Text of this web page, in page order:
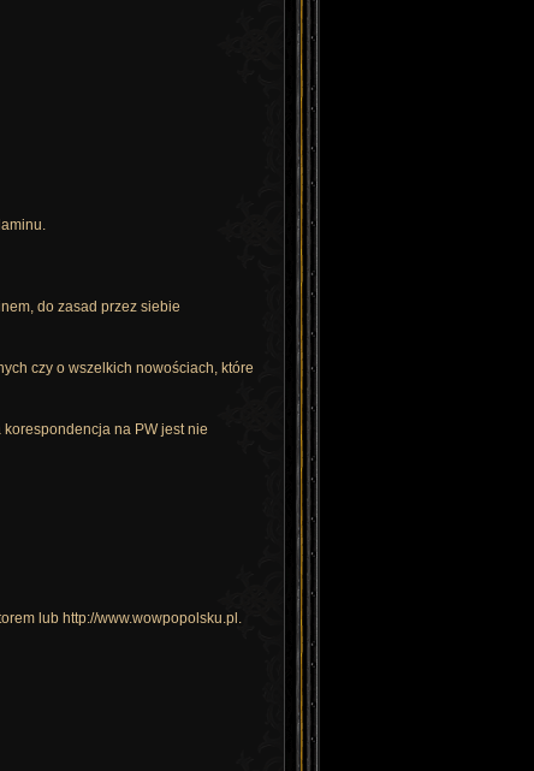
do zasad przez siebie
czy o wszelkich nowościach, które
na PW jest nie
lub http://www.wowpopolsku.pl.